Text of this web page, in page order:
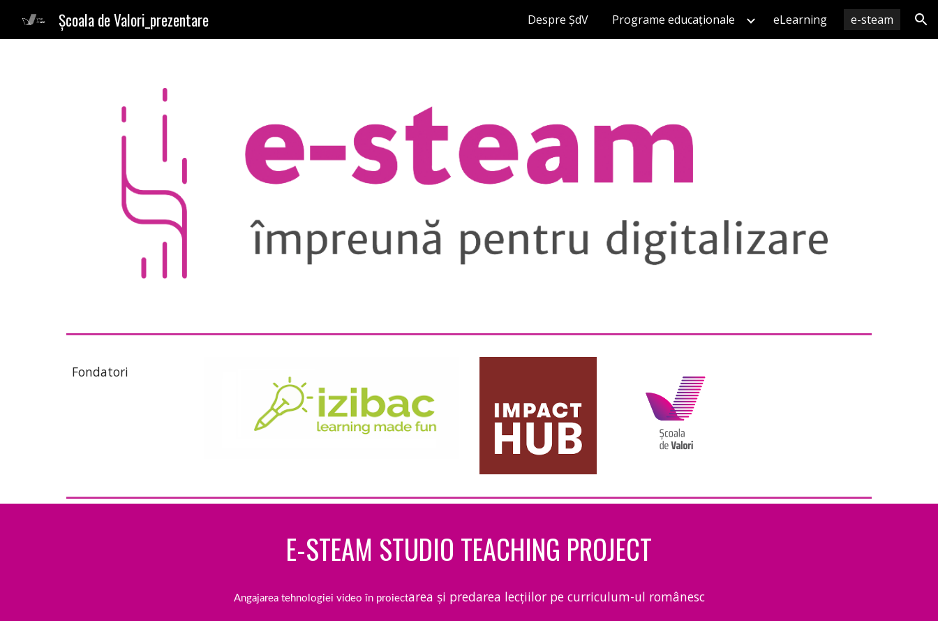
Skip to navigation
Școala de Valori_prezentare Despre ȘdV Programe educaționale eLearning e-steam
Fondatori
E-STEAM STUDIO TEACHING PROJECT
Angajarea tehnologiei video în proiectarea și predarea lecțiilor pe curriculum-ul românesc